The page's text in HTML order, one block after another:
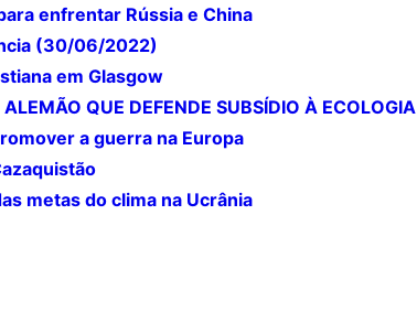
enfrentar Rússia e China
(30/06/2022)
em Glasgow
QUE DEFENDE SUBSÍDIO À ECOLOGIA
a guerra na Europa
metas do clima na Ucrânia